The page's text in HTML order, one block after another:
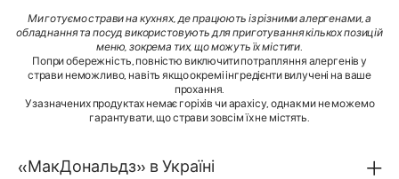
Ми готуємо страви на кухнях, де працюють із різними алергенами, а
обладнання та посуд використовують для приготування кількох позицій
меню, зокрема тих, що можуть їх містити.
Попри обережність, повністю виключити потрапляння алергенів у
страви неможливо, навіть якщо окремі інгредієнти вилучені на ваше
прохання.
У зазначених продуктах немає горіхів чи арахісу, однак ми не можемо
гарантувати, що страви зовсім їх не містять.
«МакДональдз» в Україні